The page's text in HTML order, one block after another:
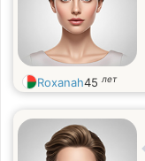
Roxanah45 лет